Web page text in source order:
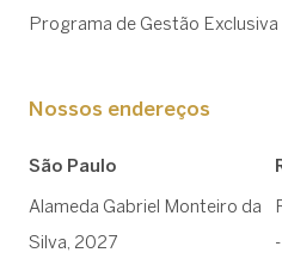
Programa de Gestão Exclusiva
Nossos endereços
São Paulo
Alameda Gabriel Monteiro da
Silva, 2027